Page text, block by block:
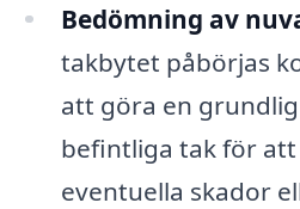
Bedömning av
takbytet påbörjas
att göra en
befintliga tak för
eventuella skador